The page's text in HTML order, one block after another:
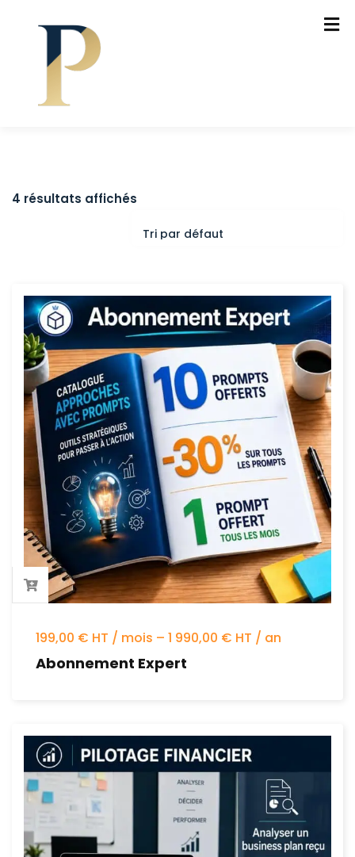
4 résultats affichés
199,00 € HT / mois – 1 990,00 € HT / an
Abonnement Expert